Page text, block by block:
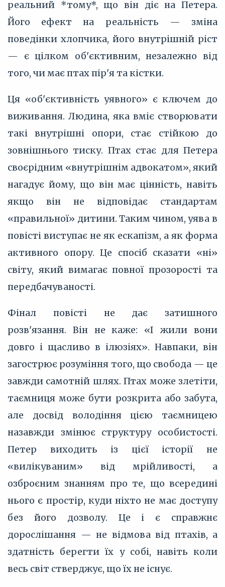
реальний *тому*, що він діє на Петера.
Його ефект на реальність — зміна
поведінки хлопчика, його внутрішній ріст
— є цілком об'єктивним, незалежно від
того, чи має птах пір'я та кістки.
Ця «об'єктивність уявного» є ключем до
виживання. Людина, яка вміє створювати
такі внутрішні опори, стає стійкою до
зовнішнього тиску. Птах стає для Петера
своєрідним «внутрішнім адвокатом», який
нагадує йому, що він має цінність, навіть
якщо він не відповідає стандартам
«правильної» дитини. Таким чином, уява в
повісті виступає не як ескапізм, а як форма
активного опору. Це спосіб сказати «ні»
світу, який вимагає повної прозорості та
передбачуваності.
Фінал повісті не дає затишного
розв'язання. Він не каже: «І жили вони
довго і щасливо в ілюзіях». Навпаки, він
загострює розуміння того, що свобода — це
завжди самотній шлях. Птах може злетіти,
таємниця може бути розкрита або забута,
але досвід володіння цією таємницею
назавжди змінює структуру особистості.
Петер виходить із цієї історії не
«вилікуваним» від мрійливості, а
озброєним знанням про те, що всередині
нього є простір, куди ніхто не має доступу
без його дозволу. Це і є справжнє
дорослішання — не відмова від птахів, а
здатність берегти їх у собі, навіть коли
весь світ стверджує, що їх не існує.